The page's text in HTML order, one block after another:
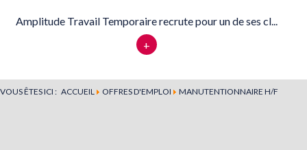
Amplitude Travail Temporaire recrute pour un de ses cl...
+
VOUS ÊTES ICI : ACCUEIL OFFRES D'EMPLOI MANUTENTIONNAIRE H/F